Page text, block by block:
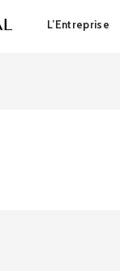
L’Entreprise